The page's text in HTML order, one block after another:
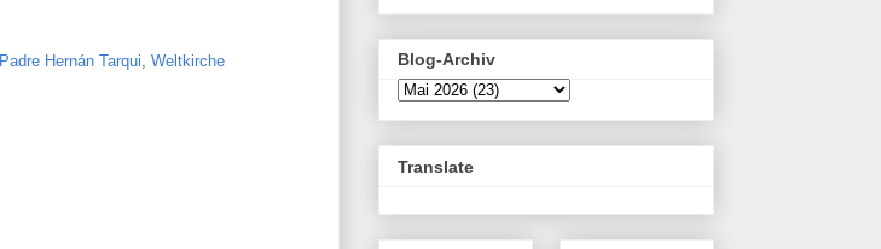
Padre Hernán Tarqui, Weltkirche
Blog-Archiv
Translate